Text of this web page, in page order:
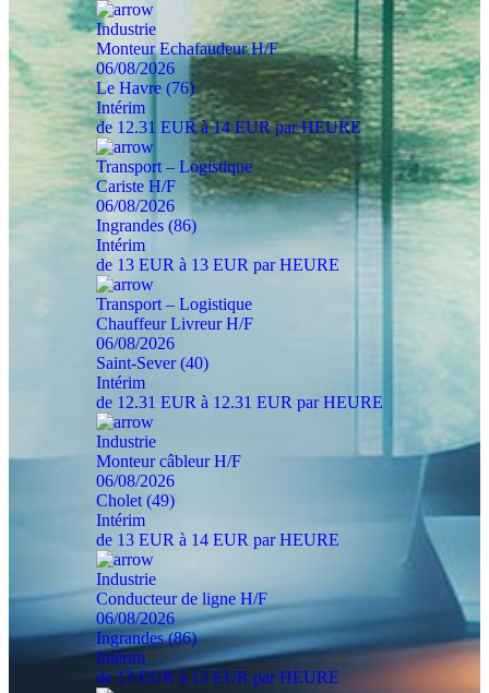
Industrie
Monteur Echafaudeur H/F
06/08/2026
Le Havre (76)
Intérim
de 12.31 EUR à 14 EUR par HEURE
Transport – Logistique
Cariste H/F
06/08/2026
Ingrandes (86)
Intérim
de 13 EUR à 13 EUR par HEURE
Transport – Logistique
Chauffeur Livreur H/F
06/08/2026
Saint-Sever (40)
Intérim
de 12.31 EUR à 12.31 EUR par HEURE
Industrie
Monteur câbleur H/F
06/08/2026
Cholet (49)
Intérim
de 13 EUR à 14 EUR par HEURE
Industrie
Conducteur de ligne H/F
06/08/2026
Ingrandes (86)
Intérim
de 13 EUR à 13 EUR par HEURE